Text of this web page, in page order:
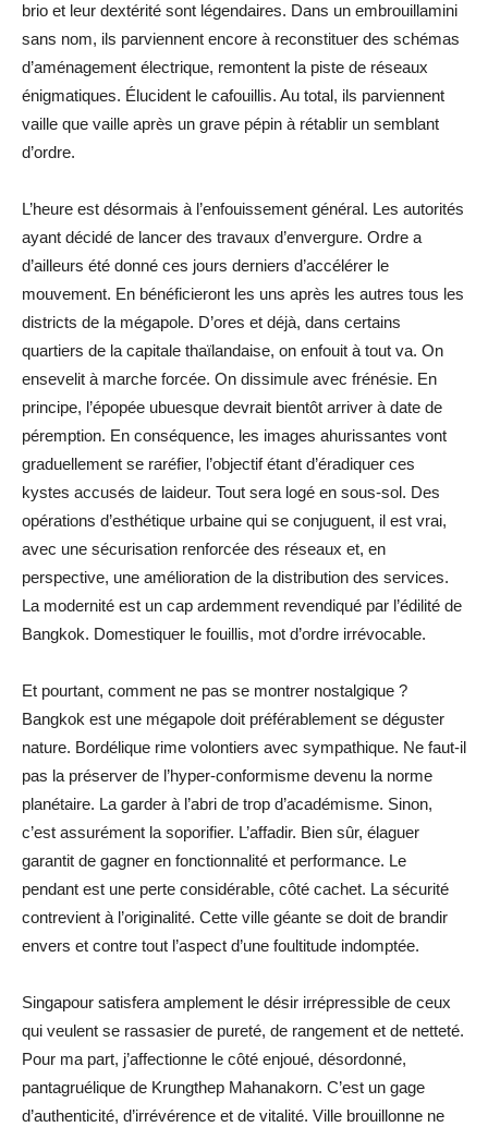
brio et leur dextérité sont légendaires. Dans un embrouillamini
sans nom, ils parviennent encore à reconstituer des schémas
d’aménagement électrique, remontent la piste de réseaux
énigmatiques. Élucident le cafouillis. Au total, ils parviennent
vaille que vaille après un grave pépin à rétablir un semblant
d’ordre.
L’heure est désormais à l’enfouissement général. Les autorités
ayant décidé de lancer des travaux d’envergure. Ordre a
d’ailleurs été donné ces jours derniers d’accélérer le
mouvement. En bénéficieront les uns après les autres tous les
districts de la mégapole. D’ores et déjà, dans certains
quartiers de la capitale thaïlandaise, on enfouit à tout va. On
ensevelit à marche forcée. On dissimule avec frénésie. En
principe, l’épopée ubuesque devrait bientôt arriver à date de
péremption. En conséquence, les images ahurissantes vont
graduellement se raréfier, l’objectif étant d’éradiquer ces
kystes accusés de laideur. Tout sera logé en sous-sol. Des
opérations d’esthétique urbaine qui se conjuguent, il est vrai,
avec une sécurisation renforcée des réseaux et, en
perspective, une amélioration de la distribution des services.
La modernité est un cap ardemment revendiqué par l’édilité de
Bangkok. Domestiquer le fouillis, mot d’ordre irrévocable.
Et pourtant, comment ne pas se montrer nostalgique ?
Bangkok est une mégapole doit préférablement se déguster
nature. Bordélique rime volontiers avec sympathique. Ne faut-il
pas la préserver de l’hyper-conformisme devenu la norme
planétaire. La garder à l’abri de trop d’académisme. Sinon,
c’est assurément la soporifier. L’affadir. Bien sûr, élaguer
garantit de gagner en fonctionnalité et performance. Le
pendant est une perte considérable, côté cachet. La sécurité
contrevient à l’originalité. Cette ville géante se doit de brandir
envers et contre tout l’aspect d’une foultitude indomptée.
Singapour satisfera amplement le désir irrépressible de ceux
qui veulent se rassasier de pureté, de rangement et de netteté.
Pour ma part, j’affectionne le côté enjoué, désordonné,
pantagruélique de Krungthep Mahanakorn. C’est un gage
d’authenticité, d’irrévérence et de vitalité. Ville brouillonne ne